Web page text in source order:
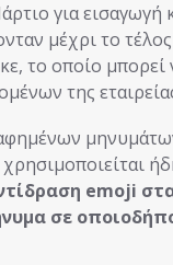
για
μέχρι το
το οποίο μπορεί
της
emoji
σε